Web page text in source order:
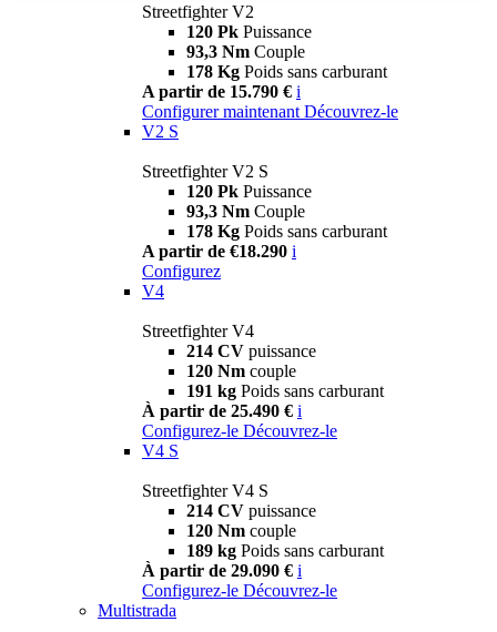
Streetfighter V2
120 Pk Puissance
93,3 Nm Couple
178 Kg Poids sans carburant
A partir de 15.790 € i
Configurer maintenant Découvrez-le
V2 S
Streetfighter V2 S
120 Pk Puissance
93,3 Nm Couple
178 Kg Poids sans carburant
A partir de €18.290 i
Configurez
V4
Streetfighter V4
214 CV puissance
120 Nm couple
191 kg Poids sans carburant
À partir de 25.490 € i
Configurez-le Découvrez-le
V4 S
Streetfighter V4 S
214 CV puissance
120 Nm couple
189 kg Poids sans carburant
À partir de 29.090 € i
Configurez-le Découvrez-le
Multistrada